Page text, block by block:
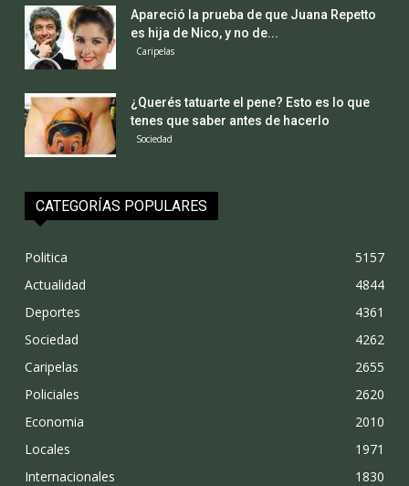
Apareció la prueba de que Juana Repetto
es hija de Nico, y no de...
Caripelas
¿Querés tatuarte el pene? Esto es lo que
tenes que saber antes de hacerlo
Sociedad
CATEGORÍAS POPULARES
Politica
5157
Actualidad
4844
Deportes
4361
Sociedad
4262
Caripelas
2655
Policiales
2620
Economia
2010
Locales
1971
Internacionales
1830